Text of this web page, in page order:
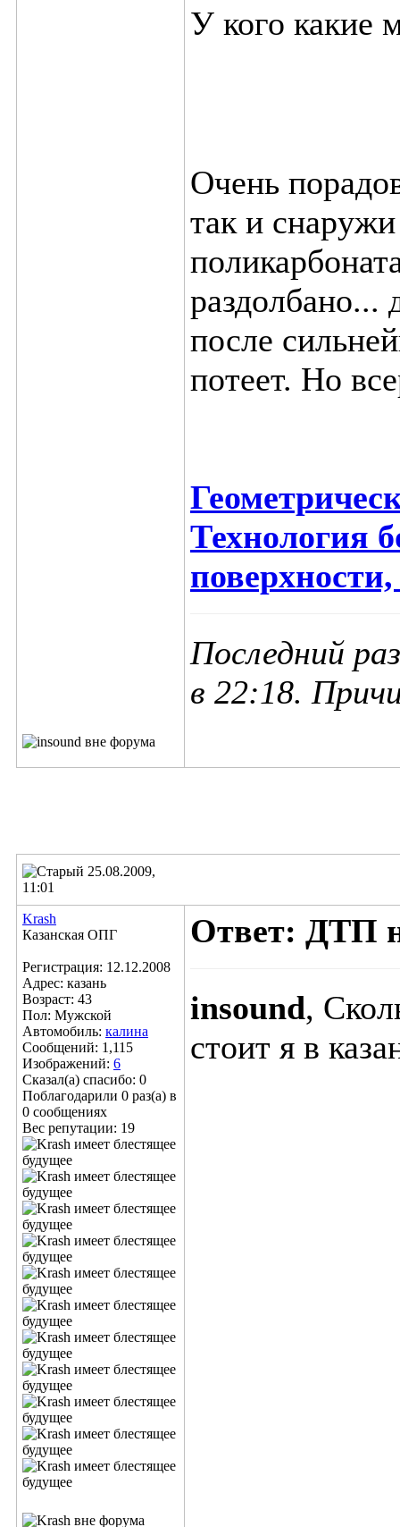
У кого какие
Очень
так и снаружи
раздолбано...
после
потеет. Но
Технология
Последний
в 22:18.
25.08.2009,
11:01
Krash
Казанская ОПГ
Регистрация: 12.12.2008
Адрес: казань
Возраст: 43
Пол: Мужской
Автомобиль: калина
Сообщений: 1,115
Изображений: 6
Сказал(а) спасибо: 0
Поблагодарили 0 раз(а) в
0 сообщениях
Вес репутации: 19
Ответ: ДТП
insound,
стоит я в